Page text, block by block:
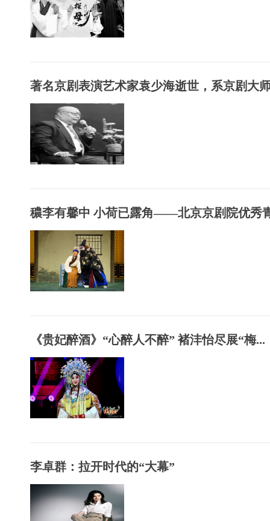
著名京剧表演艺术家袁少海逝世，系京剧大
穠李有馨中 小荷已露角——北京京剧院优秀
《贵妃醉酒》“心醉人不醉” 褚沣怡尽展“梅...
李卓群：拉开时代的“大幕”